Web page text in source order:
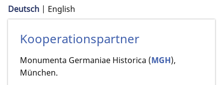
Deutsch English
Kooperationspartner
Monumenta Germaniae Historica (MGH),
München.